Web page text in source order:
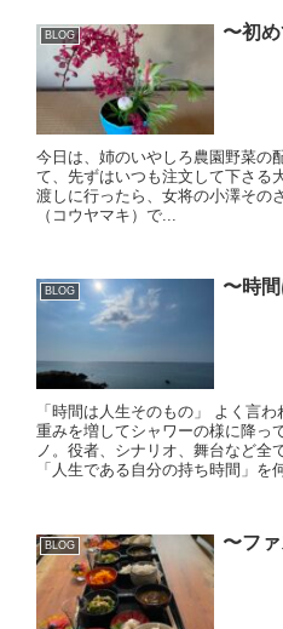
BLOG 〜初
今日は、姉のいやしろ農園野菜の
て、先ずはいつも注文して下さる
渡しに行ったら、女将の小澤その
（コウヤマキ）で...
BLOG 〜時
「時間は人生そのもの」 よく言
重みを増してシャワーの様に降っ
ノ。役者、シナリオ、舞台など全
「人生である自分の持ち時間」を
BLOG 〜フ